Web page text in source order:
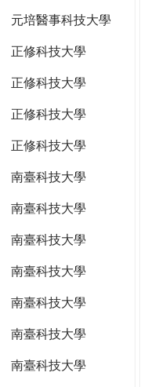
元培醫事科技大學
正修科技大學
正修科技大學
正修科技大學
正修科技大學
南臺科技大學
南臺科技大學
南臺科技大學
南臺科技大學
南臺科技大學
南臺科技大學
南臺科技大學